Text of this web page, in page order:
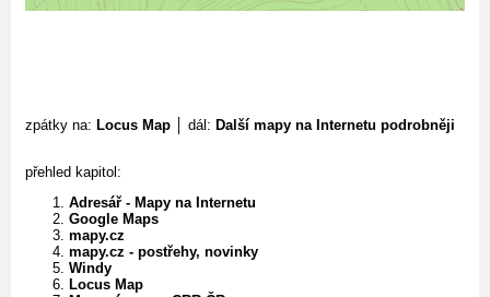
zpátky na: Locus Map │ dál: Další mapy na Internetu podrobněji
přehled kapitol:
Adresář - Mapy na Internetu
Google Maps
mapy.cz
mapy.cz - postřehy, novinky
Windy
Locus Map